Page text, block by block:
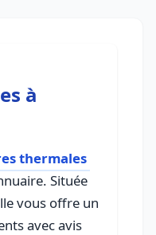
à
thermales
Située
vous offre un
avec avis